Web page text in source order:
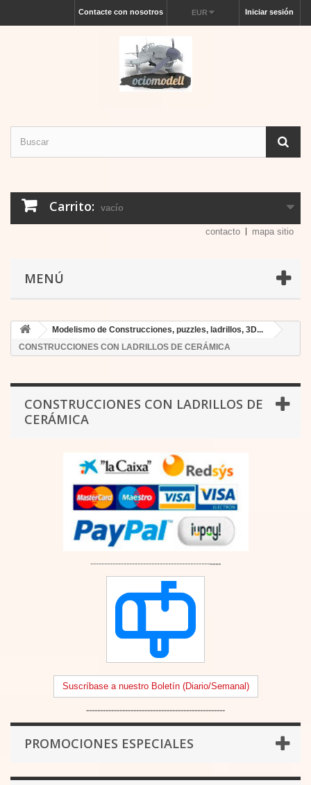
Iniciar sesión
EUR
Contacte con nosotros
Carrito: vacío
contacto mapa sitio
MENÚ
Modelismo de Construcciones, puzzles, ladrillos, 3D...
CONSTRUCCIONES CON LADRILLOS DE CERÁMICA
CONSTRUCCIONES CON LADRILLOS DE
CERÁMICA
-----------------------------------------------
Suscríbase a nuestro Boletín (Diario/Semanal)
--------------------------------------------------
PROMOCIONES ESPECIALES